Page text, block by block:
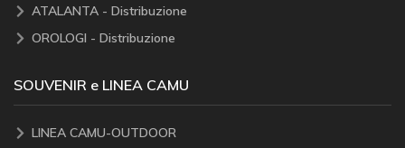
ATALANTA - Distribuzione
OROLOGI - Distribuzione
SOUVENIR e LINEA CAMU
LINEA CAMU-OUTDOOR